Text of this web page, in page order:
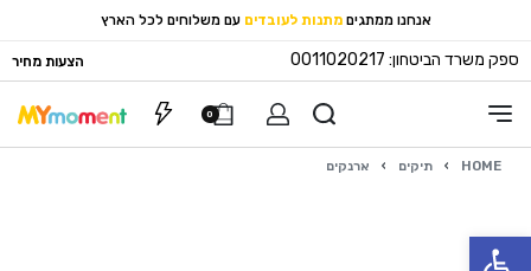
פתח סרגל נגישות
אנחנו ממתגים מתנות לעובדים עם משלוחים לכל הארץ
ספק משרד הביטחון: 0011020217 הצעות מחיר
0
HOME
› תיקים › ארנקים